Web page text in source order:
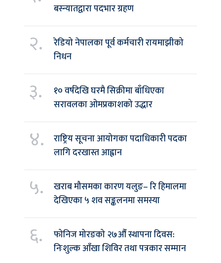
बस्न्यातद्वारा पदभार ग्रहण
२.
रेडियो नेपालका पूर्व कर्मचारी रायमाझीको
निधन
३.
१० वर्षदेखि घरमै सिक्रीमा बाँधिएका
सरावलका ओमप्रकाशको उद्धार
४.
राष्ट्रिय सूचना आयोगका पदाधिकारी पदका
लागि दरखास्त आह्वान
५.
खराब मौसमका कारण यलुङ– रि हिमालमा
देखिएका ५ शव सङ्कलनमा समस्या
६.
फोनिज मोरङको २७औँ स्थापना दिवस:
निःशुल्क आँखा शिविर तथा पत्रकार सम्मान